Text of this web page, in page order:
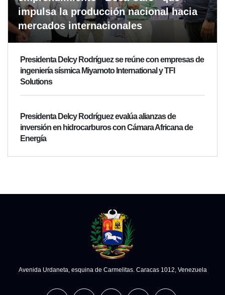
impulsa la producción nacional hacia
mercados internacionales
Presidenta Delcy Rodríguez se reúne con empresas de
ingeniería sísmica Miyamoto International y TFI
Solutions
Presidenta Delcy Rodríguez evalúa alianzas de
inversión en hidrocarburos con Cámara Africana de
Energía
Avenida Urdaneta, esquina de Carmelitas. Caracas 1012, Venezuela